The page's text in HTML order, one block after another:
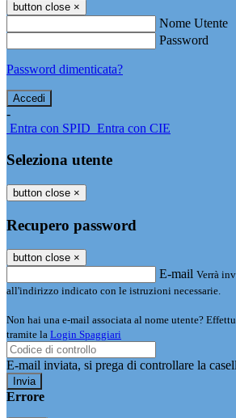
button close ×
Nome Utente
Password
Password dimenticata?
-
Entra con SPID Entra con CIE
Seleziona utente
button close ×
Recupero password
button close ×
E-mail Verrà
all'indirizzo indicato con le istruzioni necessarie.
Non hai una e-mail associata al nome utente?
tramite la Login Spaggiari
E-mail inviata, si prega di controllare la
Errore